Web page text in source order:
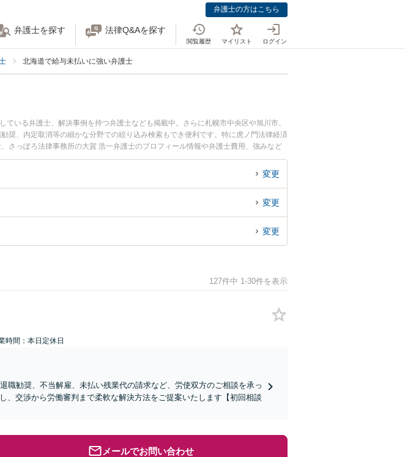
弁護士の方はこちら
弁護士を探す 法律Q&Aを探す
閲覧履歴 マイリスト ログイン
北海道で給与未払いに強い弁護士
いる弁護士、解決事例を持つ弁護士なども掲載中。さらに札幌市中央区や旭川市、
奨、内定取消等の細かな分野での絞り込み検索もでき便利です。特に虎ノ門法律経済
さっぽろ法律事務所の大賀 浩一弁護士のプロフィール情報や弁護士費用、強みなど
士に相談したい』『給与未払いのトラブル解決の実績豊富な近くの弁護士を検索した
でお困りの相談者さんにおすすめです。
変更
変更
変更
127件中 1-30件を表示
時間：本日定休日
職勧奨、不当解雇、未払い残業代の請求など、労使双方のご相談を承っ
、交渉から労働審判まで柔軟な解決方法をご提案いたします【初回相談
メールでお問い合わせ